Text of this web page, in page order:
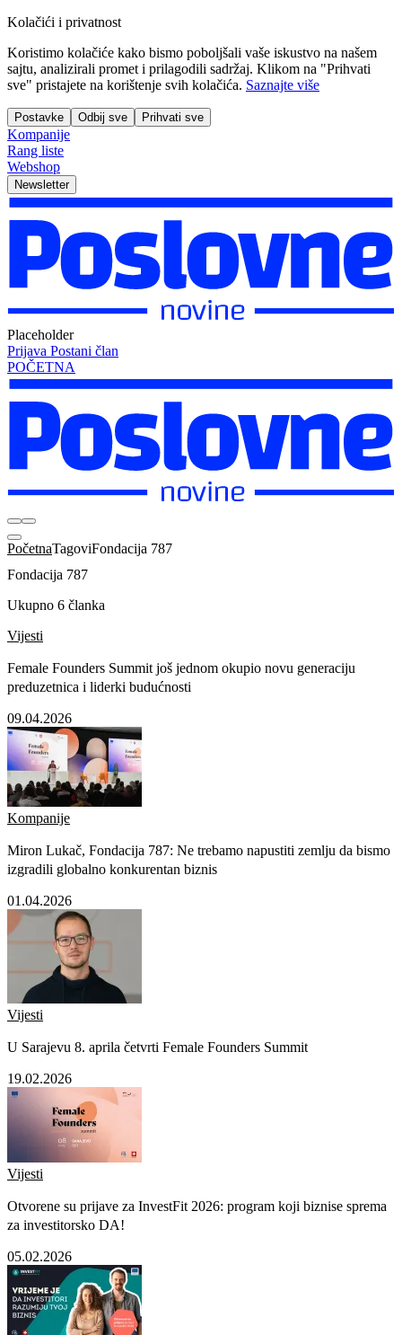
Kolačići i privatnost
Koristimo kolačiće kako bismo poboljšali vaše iskustvo na našem
sajtu, analizirali promet i prilagodili sadržaj. Klikom na "Prihvati
sve" pristajete na korištenje svih kolačića. Saznajte više
Postavke Odbij sve Prihvati sve
Kompanije
Rang liste
Webshop
Newsletter
Placeholder
Prijava Postani član
POČETNA
PočetnaTagoviFondacija 787
Fondacija 787
Ukupno 6 članka
Vijesti
Female Founders Summit još jednom okupio novu generaciju
preduzetnica i liderki budućnosti
09.04.2026
Kompanije
Miron Lukač, Fondacija 787: Ne trebamo napustiti zemlju da bismo
izgradili globalno konkurentan biznis
01.04.2026
Vijesti
U Sarajevu 8. aprila četvrti Female Founders Summit
19.02.2026
Vijesti
Otvorene su prijave za InvestFit 2026: program koji biznise sprema
za investitorsko DA!
05.02.2026